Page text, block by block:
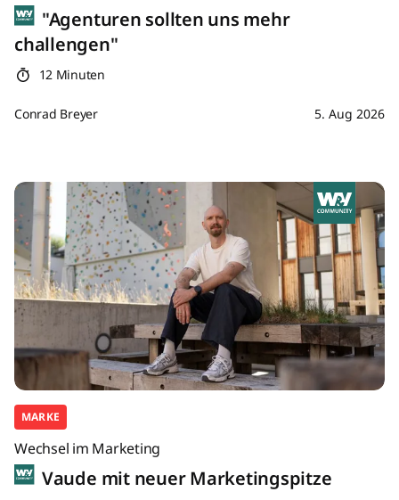
"Agenturen sollten uns mehr
challengen"
12 Minuten
Conrad Breyer 5. Aug 2026
MARKE
Wechsel im Marketing
Vaude mit neuer Marketingspitze